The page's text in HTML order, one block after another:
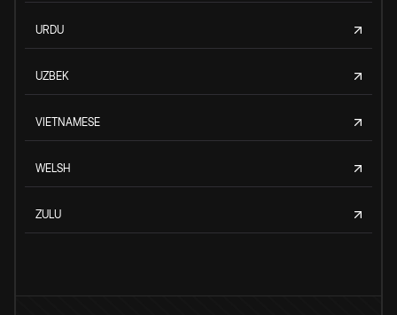
URDU
UZBEK
VIETNAMESE
WELSH
ZULU